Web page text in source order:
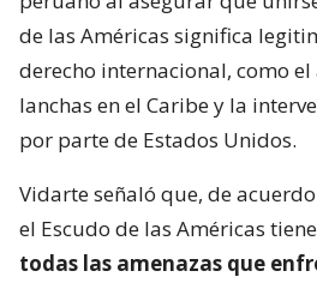
de las Américas significa
derecho internacional, como
lanchas en el Caribe y la
por parte de Estados Unidos.
Vidarte señaló que, de
el Escudo de las Américas
todas las amenazas que